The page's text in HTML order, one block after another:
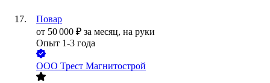
Повар
от 50 000 ₽ за месяц, на руки
Опыт 1-3 года
ООО Трест Магнитострой